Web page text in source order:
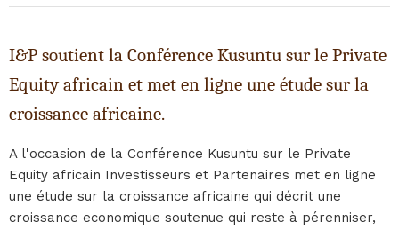
I&P soutient la Conférence Kusuntu sur le Private
Equity africain et met en ligne une étude sur la
croissance africaine.
A l'occasion de la Conférence Kusuntu sur le Private
Equity africain Investisseurs et Partenaires met en ligne
une étude sur la croissance africaine qui décrit une
croissance economique soutenue qui reste à pérenniser,